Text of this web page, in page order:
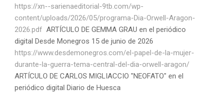
https://xn--sarienaeditorial-9tb.com/wp-
content/uploads/2026/05/programa-Dia-Orwell-Aragon-
2026.pdf ARTÍCULO DE GEMMA GRAU en el periódico
digital Desde Monegros 15 de junio de 2026
https://www.desdemonegros.com/el-papel-de-la-mujer-
durante-la-guerra-tema-central-del-dia-orwell-aragon/
ARTÍCULO DE CARLOS MIGLIACCIO "NEOFATO" en el
periódico digital Diario de Huesca